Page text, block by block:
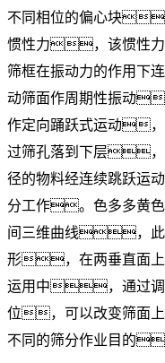
不同相位的偏心块
惯性力，该惯性力
筛框在振动力的作用
动筛面作周期性振动
作定向踊跃式运动
过筛孔落到下层
径的物料经连续跳跃运
分工作。色多多黄色
间三维曲线，此
形，在两垂直面
运用中，通过调
位，可以改变筛面
不同的筛分作业目的